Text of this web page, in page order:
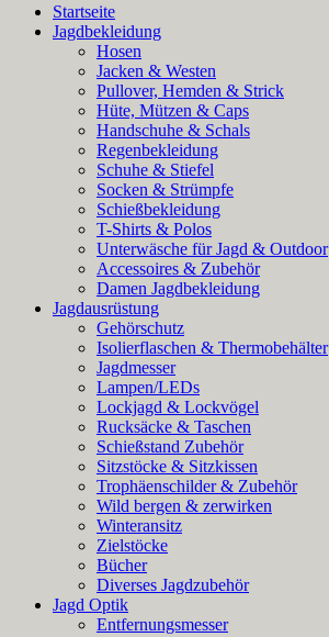
Startseite
Jagdbekleidung
Hosen
Jacken & Westen
Pullover, Hemden & Strick
Hüte, Mützen & Caps
Handschuhe & Schals
Regenbekleidung
Schuhe & Stiefel
Socken & Strümpfe
Schießbekleidung
T-Shirts & Polos
Unterwäsche für Jagd & Outdoor
Accessoires & Zubehör
Damen Jagdbekleidung
Jagdausrüstung
Gehörschutz
Isolierflaschen & Thermobehälter
Jagdmesser
Lampen/LEDs
Lockjagd & Lockvögel
Rucksäcke & Taschen
Schießstand Zubehör
Sitzstöcke & Sitzkissen
Trophäenschilder & Zubehör
Wild bergen & zerwirken
Winteransitz
Zielstöcke
Bücher
Diverses Jagdzubehör
Jagd Optik
Entfernungsmesser